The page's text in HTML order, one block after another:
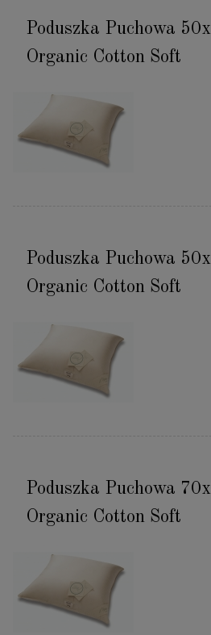
Poduszka Puchowa
Organic Cotton Soft
Poduszka Puchowa
Organic Cotton Soft
Poduszka Puchowa
Organic Cotton Soft